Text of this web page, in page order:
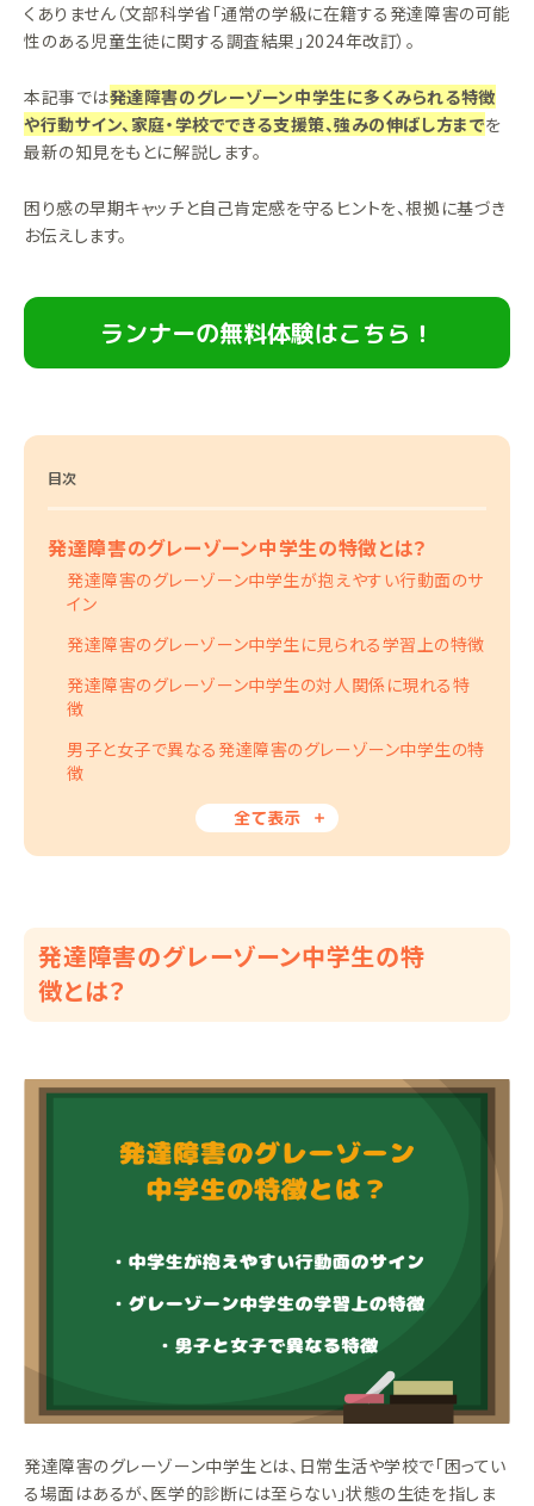
くありません（文部科学省「通常の学級に在籍する発達障害の可能
性のある児童生徒に関する調査結果」2024年改訂）。
本記事では発達障害のグレーゾーン中学生に多くみられる特徴
や行動サイン、家庭・学校でできる支援策、強みの伸ばし方までを
最新の知見をもとに解説します。
困り感の早期キャッチと自己肯定感を守るヒントを、根拠に基づき
お伝えします。
ランナーの無料体験はこちら！
目次
発達障害のグレーゾーン中学生の特徴とは？
発達障害のグレーゾーン中学生が抱えやすい行動面のサ
イン
発達障害のグレーゾーン中学生に見られる学習上の特徴
発達障害のグレーゾーン中学生の対人関係に現れる特
徴
男子と女子で異なる発達障害のグレーゾーン中学生の特
徴
全て表示
発達障害のグレーゾーン中学生の特
徴とは？
発達障害のグレーゾーン中学生とは、日常生活や学校で「困ってい
る場面はあるが、医学的診断には至らない」状態の生徒を指しま